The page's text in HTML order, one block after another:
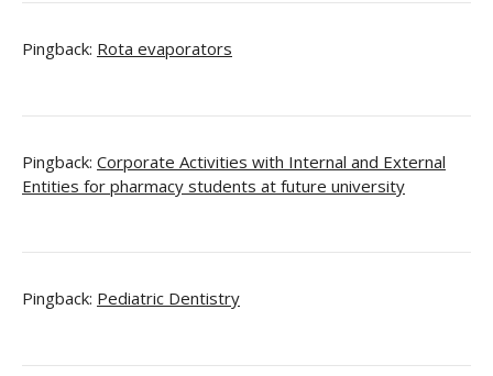
Pingback: Rota evaporators
Pingback: Corporate Activities with Internal and External
Entities for pharmacy students at future university
Pingback: Pediatric Dentistry